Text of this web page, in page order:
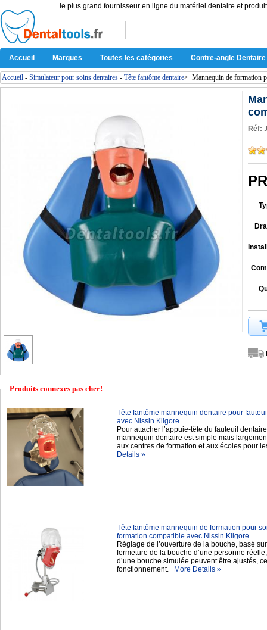
le plus grand fournisseur en ligne du matériel dentaire et
Accueil Marques Toutes les catégories Contre-angle Dentaire
Accueil - Simulateur pour soins dentaires - Tête fantôme dentaire> Mannequin de formation
Réf:
Produits connexes pas cher!
Tête fantôme mannequin dentaire pour
avec Nissin Kilgore
Pour attacher l’appuie-tête du fauteuil
mannequin dentaire est simple mais
aux centres de formation et aux écoles pour
Details »
Tête fantôme mannequin de formation pour
formation compatible avec Nissin Kilgore
Réglage de l’ouverture de la bouche, basé
fermeture de la bouche d’une personne
d’une bouche simulée peuvent être ajustés,
fonctionnement.
More Details »